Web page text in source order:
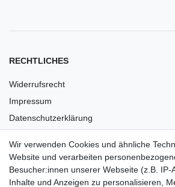
RECHTLICHES
Widerrufsrecht
Impressum
Datenschutzerklärung
Versandkosten
Barrierefreiheit
Wir verwenden Cookies und ähnliche
Website und verarbeiten
Besucher:innen unserer Webseite (z.B. IP-
Inhalte und Anzeigen zu personalisieren,